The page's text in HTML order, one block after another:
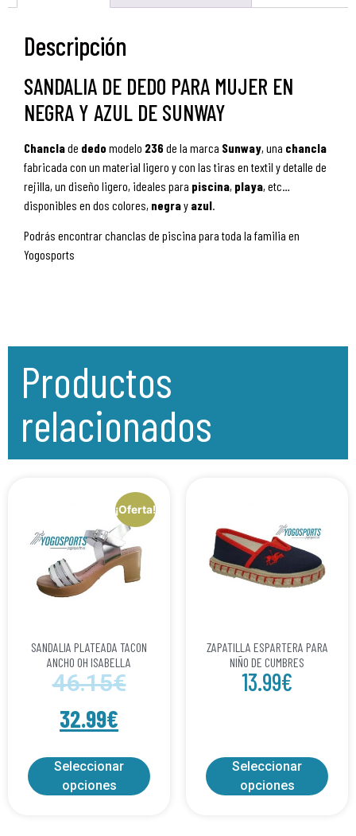
Descripción
SANDALIA DE DEDO PARA MUJER EN
NEGRA Y AZUL DE SUNWAY
Chanclade dedo modelo 236 de la marca Sunway, una chancla
fabricada con un material ligero y con las tiras en textil y detalle de
rejilla, un diseño ligero, ideales para piscina, playa, etc…
disponibles en dos colores, negray azul.
Podrás encontrar chanclas de piscina para toda la familia en
Yogosports
Productos
relacionados
¡Oferta!
SANDALIA PLATEADA TACON
ANCHO OH ISABELLA
46.15€
32.99€
Seleccionar
opciones
ZAPATILLA ESPARTERA PARA
NIÑO DE CUMBRES
13.99€
Seleccionar
opciones